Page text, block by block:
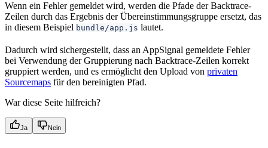
Wenn ein Fehler gemeldet wird, werden die Pfade der Backtrace-
Zeilen durch das Ergebnis der Übereinstimmungsgruppe ersetzt, das
in diesem Beispiel bundle/app.js lautet.
Dadurch wird sichergestellt, dass an AppSignal gemeldete Fehler
bei Verwendung der Gruppierung nach Backtrace-Zeilen korrekt
gruppiert werden, und es ermöglicht den Upload von privaten
Sourcemaps für den bereinigten Pfad.
War diese Seite hilfreich?
Ja Nein